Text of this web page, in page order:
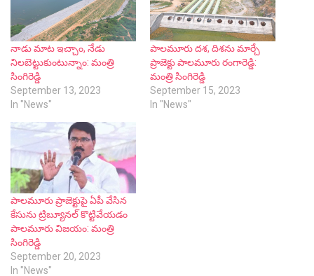
నాడు మాట ఇచ్చాం, నేడు
నిలబెట్టుకుంటున్నాం: మంత్రి
సింగిరెడ్డి
September 13, 2023
In "News"
పాలమూరు దశ, దిశను మార్చే
ప్రాజెక్టు పాలమూరు రంగారెడ్డి:
మంత్రి సింగిరెడ్డి
September 15, 2023
In "News"
పాలమూరు ప్రాజెక్టుపై ఏపీ వేసిన
కేసును ట్రిబ్యూనల్ కొట్టివేయడం
పాలమూరు విజయం: మంత్రి
సింగిరెడ్డి
September 20, 2023
In "News"